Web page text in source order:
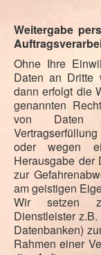
Weitergabe
Ohne Ihre
Daten an Dritte
dann erfolgt die
genannten
von Daten
oder wegen
Herausgabe der
zur
am geistigen
Wir setzen
Dienstleister
Datenbanken)
Rahmen einer